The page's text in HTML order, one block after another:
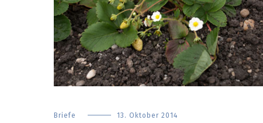
Briefe 13. Oktober 2014